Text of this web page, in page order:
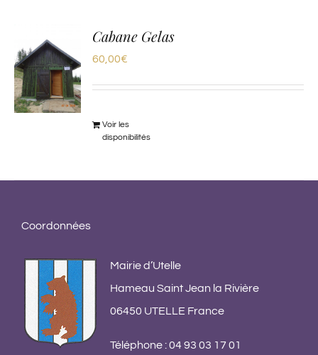
AJOUTER
Cabane Gelas
60,00€
Voir les
disponibilités
Coordonnées
Mairie d’Utelle
Hameau Saint Jean la Rivière
06450 UTELLE France
Téléphone : 04 93 03 17 01